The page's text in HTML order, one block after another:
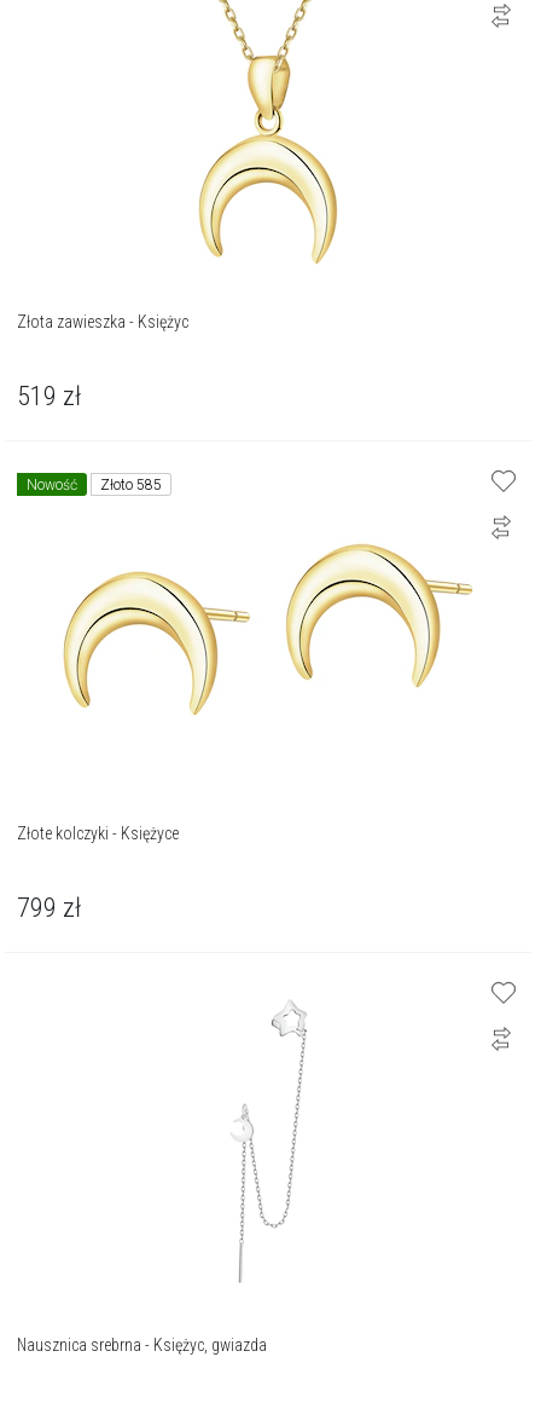
Złota zawieszka - Księżyc
519 zł
Nowość Złoto 585
Złote kolczyki - Księżyce
799 zł
Nausznica srebrna - Księżyc, gwiazda